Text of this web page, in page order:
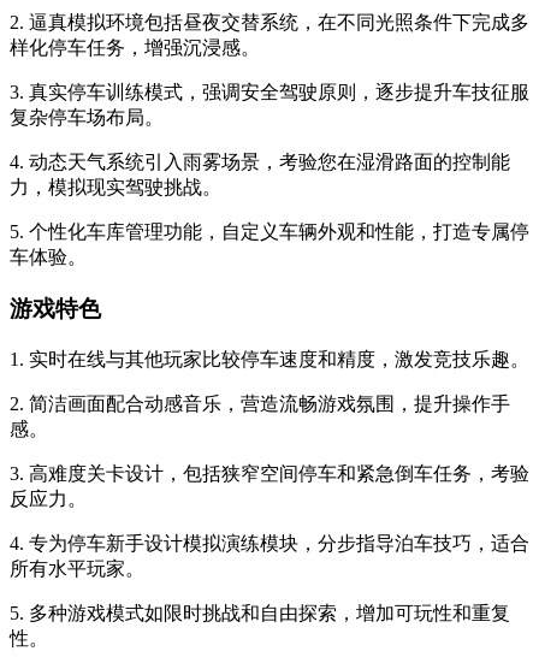
2. 逼真模拟环境包括昼夜交替系统，在不同光照条件下完成多
样化停车任务，增强沉浸感。
3. 真实停车训练模式，强调安全驾驶原则，逐步提升车技征服
复杂停车场布局。
4. 动态天气系统引入雨雾场景，考验您在湿滑路面的控制能
力，模拟现实驾驶挑战。
5. 个性化车库管理功能，自定义车辆外观和性能，打造专属停
车体验。
游戏特色
1. 实时在线与其他玩家比较停车速度和精度，激发竞技乐趣。
2. 简洁画面配合动感音乐，营造流畅游戏氛围，提升操作手
感。
3. 高难度关卡设计，包括狭窄空间停车和紧急倒车任务，考验
反应力。
4. 专为停车新手设计模拟演练模块，分步指导泊车技巧，适合
所有水平玩家。
5. 多种游戏模式如限时挑战和自由探索，增加可玩性和重复
性。